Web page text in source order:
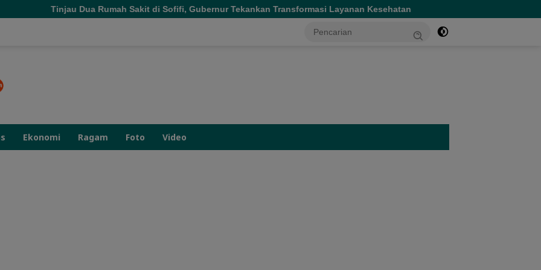
Rumah Sakit di Sofifi, Gubernur Tekankan Transformasi Layanan Kesehatan Gubernur Sherly Tinjau Revitalisasi SMAN
Ekonomi Ragam Foto Video